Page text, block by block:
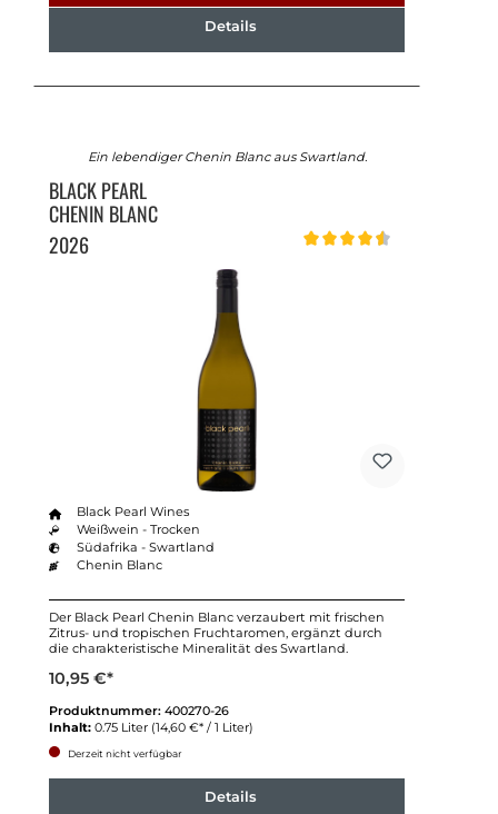
Details
Ein lebendiger Chenin Blanc aus Swartland.
BLACK PEARL
CHENIN BLANC
2026
Black Pearl Wines
Weißwein - Trocken
Südafrika - Swartland
Chenin Blanc
Der Black Pearl Chenin Blanc verzaubert mit frischen
Zitrus- und tropischen Fruchtaromen, ergänzt durch
die charakteristische Mineralität des Swartland.
10,95 €*
Produktnummer: 400270-26
Inhalt: 0.75 Liter (14,60 €* / 1 Liter)
Derzeit nicht verfügbar
Details